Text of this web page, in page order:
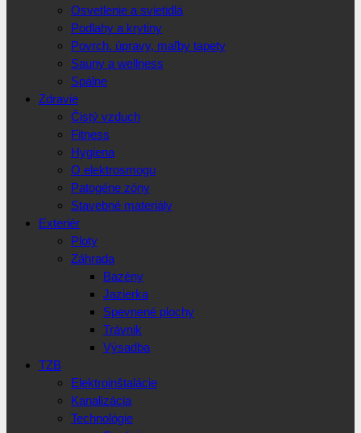
Osvetlenie a svietidlá
Podlahy a krytiny
Povrch. úpravy, maľby tapety
Sauny a wellness
Spálne
Zdravie
Čistý vzduch
Fitness
Hygiena
O elektrosmogu
Patogéne zóny
Stavebné materiály
Exteriér
Ploty
Záhrada
Bazény
Jazierka
Spevnené plochy
Trávnik
Výsadba
TZB
Elektroinštalácie
Kanalizácia
Technológie